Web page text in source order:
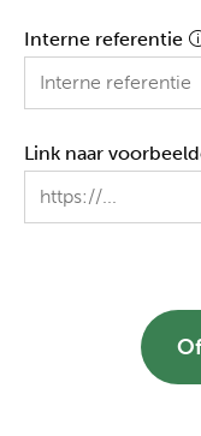
Interne referentie
Link naar